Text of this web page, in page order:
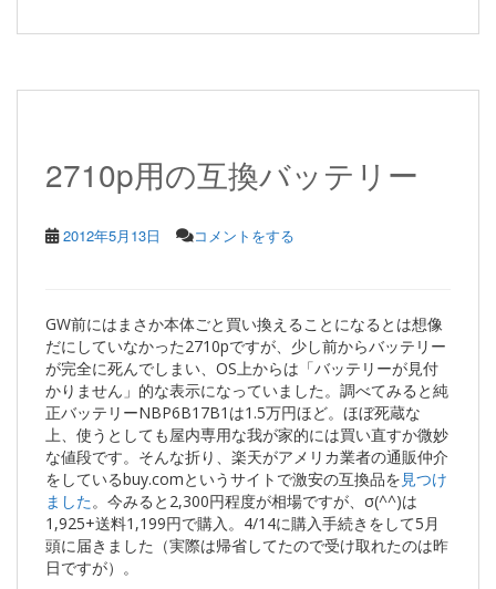
2710p用の互換バッテリー
2012年5月13日 コメントをする
GW前にはまさか本体ごと買い換えることになるとは想像
だにしていなかった2710pですが、少し前からバッテリー
が完全に死んでしまい、OS上からは「バッテリーが見付
かりません」的な表示になっていました。調べてみると純
正バッテリーNBP6B17B1は1.5万円ほど。ほぼ死蔵な
上、使うとしても屋内専用な我が家的には買い直すか微妙
な値段です。そんな折り、楽天がアメリカ業者の通販仲介
をしているbuy.comというサイトで激安の互換品を 見つけ
ました。今みると2,300円程度が相場ですが、σ(^^)は
1,925+送料1,199円で購入。4/14に購入手続きをして5月
頭に届きました（実際は帰省してたので受け取れたのは昨
日ですが）。